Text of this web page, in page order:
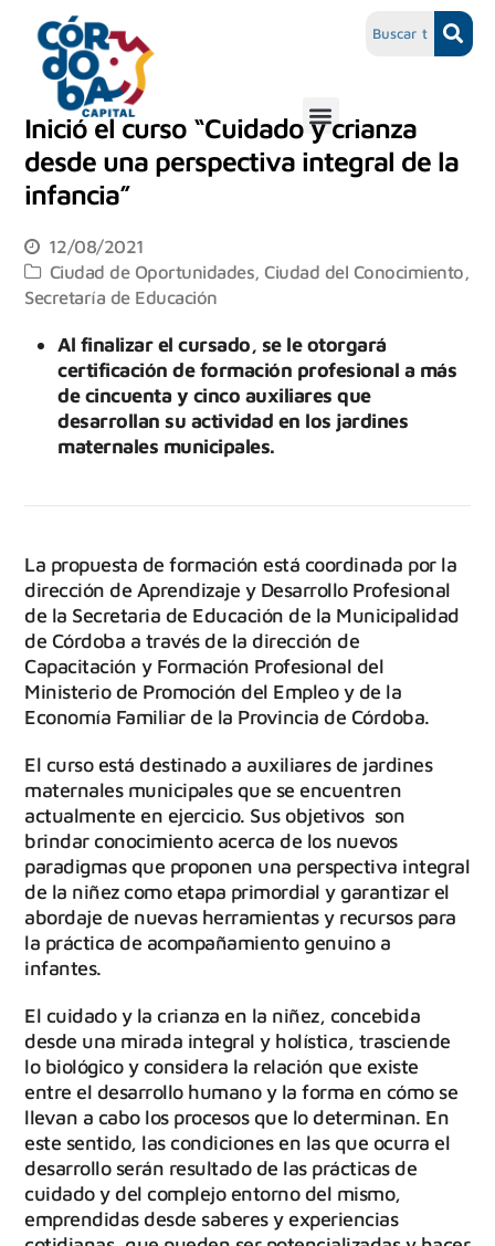
Inició el curso “Cuidado y crianza
desde una perspectiva integral de la
infancia”
12/08/2021
Ciudad de Oportunidades,Ciudad del Conocimiento,
Secretaría de Educación
Al finalizar el cursado, se le otorgará
certificación de formación profesional a más
de cincuenta y cinco auxiliares que
desarrollan su actividad en los jardines
maternales municipales.
La propuesta de formación está coordinada por la
dirección de Aprendizaje y Desarrollo Profesional
de la Secretaria de Educación de la Municipalidad
de Córdoba a través de la dirección de
Capacitación y Formación Profesional del
Ministerio de Promoción del Empleo y de la
Economía Familiar de la Provincia de Córdoba.
El curso está destinado a auxiliares de jardines
maternales municipales que se encuentren
actualmente en ejercicio. Sus objetivos son
brindar conocimiento acerca de los nuevos
paradigmas que proponen una perspectiva integral
de la niñez como etapa primordial y garantizar el
abordaje de nuevas herramientas y recursos para
la práctica de acompañamiento genuino a
infantes.
El cuidado y la crianza en la niñez, concebida
desde una mirada integral y holística, trasciende
lo biológico y considera la relación que existe
entre el desarrollo humano y la forma en cómo se
llevan a cabo los procesos que lo determinan. En
este sentido, las condiciones en las que ocurra el
desarrollo serán resultado de las prácticas de
cuidado y del complejo entorno del mismo,
emprendidas desde saberes y experiencias